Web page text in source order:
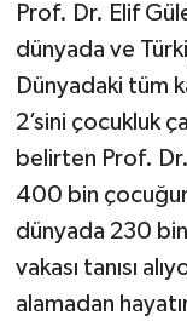
Prof. Dr. Elif
dünyada ve
Dünyadaki tüm
2’sini çocukluk
belirten Prof. Dr.
400 bin
dünyada 230
vakası tanısı
alamadan